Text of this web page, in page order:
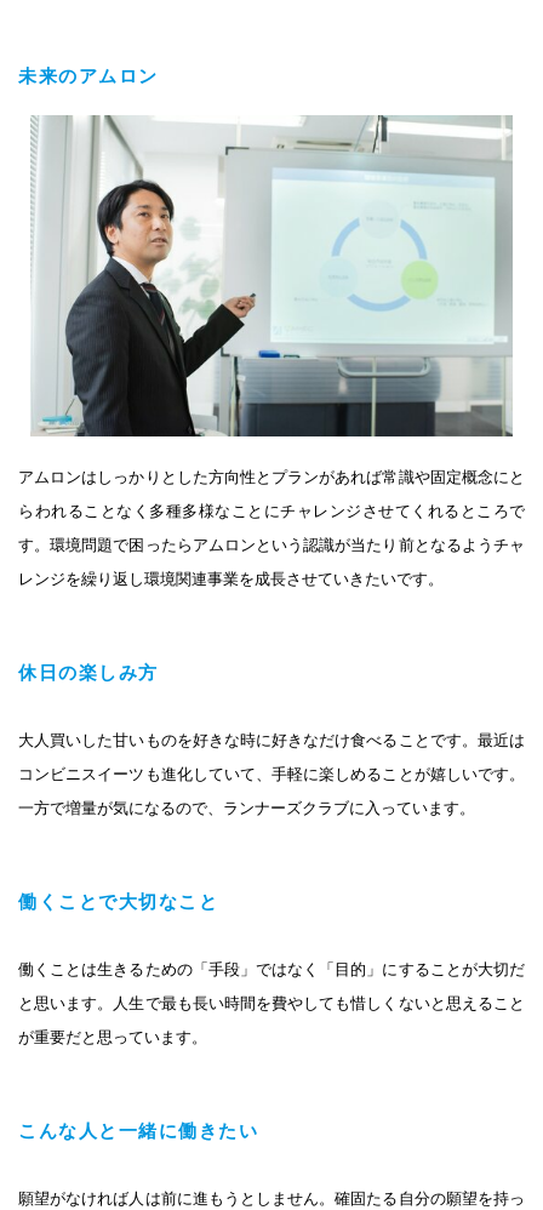
未来のアムロン
アムロンはしっかりとした方向性とプランがあれば常識や固定概念にと
らわれることなく多種多様なことにチャレンジさせてくれるところで
す。環境問題で困ったらアムロンという認識が当たり前となるようチャ
レンジを繰り返し環境関連事業を成長させていきたいです。
休日の楽しみ方
大人買いした甘いものを好きな時に好きなだけ食べることです。最近は
コンビニスイーツも進化していて、手軽に楽しめることが嬉しいです。
一方で増量が気になるので、ランナーズクラブに入っています。
働くことで大切なこと
働くことは生きるための「手段」ではなく「目的」にすることが大切だ
と思います。人生で最も長い時間を費やしても惜しくないと思えること
が重要だと思っています。
こんな人と一緒に働きたい
願望がなければ人は前に進もうとしません。確固たる自分の願望を持っ